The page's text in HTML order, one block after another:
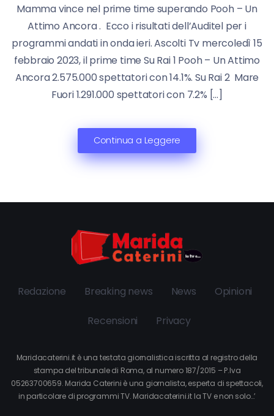
Mamma vince nel prime time superando Pooh – Un
Attimo Ancora . Ecco i risultati dell’Auditel per i
programmi andati in onda ieri. Ascolti Tv mercoledì 15
febbraio 2023, il prime time Su Rai 1 Pooh – Un Attimo
Ancora 2.575.000 spettatori con 14.1%. Su Rai 2 Mare
Fuori 1.291.000 spettatori con 7.2% […]
Continua a Leggere
Redazione Breaking news News Opinioni
Recensioni Privacy
Maridacaterini.it è una testata giornalistica iscritta al registro della
stampa del tribunale di Roma, al numero 187/2015 – P.Iva
05263700659. Marida Caterini è una giornalista, esperta di spettacoli,
in particolare di programmi TV. Maridacaterini.it la TV e non solo…’